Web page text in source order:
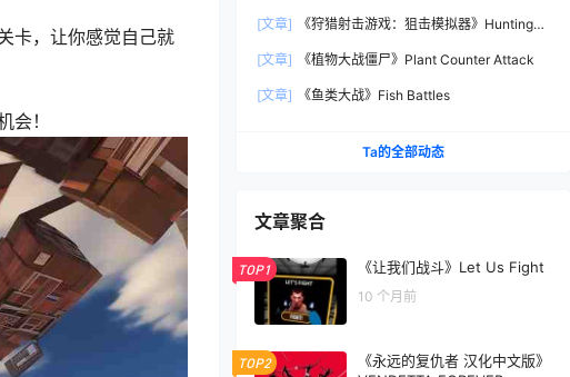
卡，让你感觉自己就
！
[文章]
《狩猎射击游戏：狙击模拟器》Hunting
[文章]
《植物大战僵尸》Plant Counter Attack
[文章] 《鱼类大战》Fish Battles
Ta的全部动态
文章聚合
TOP1 《让我们战斗》Let Us Fight
10 个月前
TOP2
《永远的复仇者 汉化中文版》